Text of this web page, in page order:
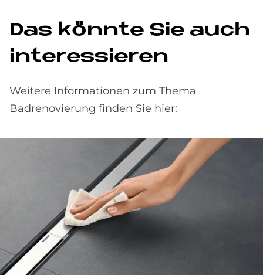
Das könnte Sie auch
interessieren
Weitere Informationen zum Thema
Badrenovierung finden Sie hier: